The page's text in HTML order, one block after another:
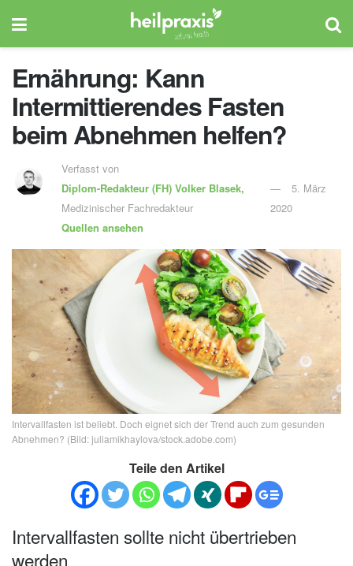
Ernährung: Kann
Intermittierendes Fasten
beim Abnehmen helfen?
Verfasst von
Diplom-Redakteur (FH)Volker Blasek,
Medizinischer Fachredakteur
Quellen ansehen
5. März
2020
Intervallfasten ist beliebt. Doch eignet sich der Trend auch zum gesunden
Abnehmen? (Bild: juliamikhaylova/stock.adobe.com)
Teile den Artikel
Intervallfasten sollte nicht übertrieben
werden